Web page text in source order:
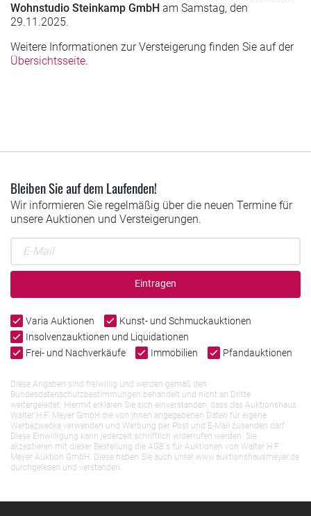
Wohnstudio Steinkamp GmbH am Samstag, den
29.11.2025.
Weitere Informationen zur Versteigerung finden Sie auf der
Übersichtsseite.
Bleiben Sie auf dem Laufenden!
Wir informieren Sie regelmäßig über die neuen Termine für
unsere Auktionen und Versteigerungen.
Eintragen
Varia Auktionen
Kunst- und Schmuckauktionen
Insolvenzauktionen und Liquidationen
Frei- und Nachverkäufe
Immobilien Pfandauktionen
Diese Angaben sind freiwillig und werden gemäß den
Bundesdatenschutzbestimmungen behandelt und nicht an Dritte
weitergeleitet. Hiermit erklären Sie sich einverstanden, dass das Auktionshaus
Walter H.F. Meyer GmbH die von Ihnen angegebenen Daten für eigene
Werbezwecke verwenden und Werbung per Post und E-Mail zusenden darf.
Diese Einwilligung kann jederzeit schriftlich widerrufen werden. Sie
akzeptieren mit dieser Bestellung die AGB`s für Auktionen von Walter H.F.
Meyer Auktion GmbH. Diese haben Sie auch unter www.auktionshausmeyer.de
durchgelesen und verstanden.